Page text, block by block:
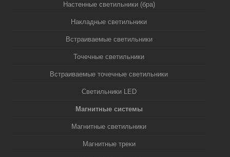
Настенные светильники (бра)
Накладные светильники
Встраиваемые светильники
Точечные светильники
Встраиваемые точечные светильники
Светильники LED
Магнитные системы
Магнитные светильники
Магнитные треки